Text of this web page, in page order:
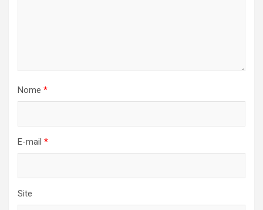
Nome *
E-mail *
Site